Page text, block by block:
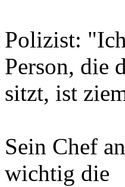
Polizist:
Person, die
sitzt, ist
Sein Chef
wichtig die